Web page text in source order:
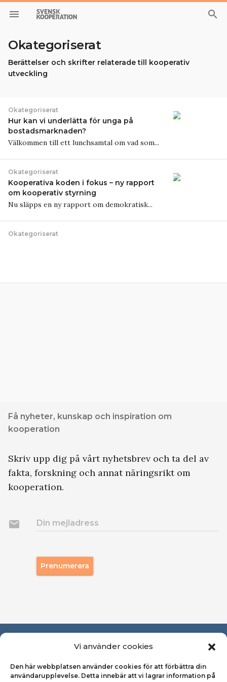
Vi använder cookies
Den här webbplatsen använder cookies för att förbättra din
användarupplevelse. Detta innebär att vi lagrar information på
menu search
Okategoriserat
Berättelser och skrifter relaterade till kooperativ
utveckling
Okategoriserat
Hur kan vi underlätta för unga på
bostadsmarknaden?
Välkommen till ett lunchsamtal om vad som...
Okategoriserat
Kooperativa koden i fokus – ny rapport
om kooperativ styrning
Nu släpps en ny rapport om demokratisk...
Okategoriserat
Få nyheter, kunskap och inspiration om
kooperation
Skriv upp dig på vårt nyhetsbrev och ta del av
fakta, forskning och annat näringsrikt om
kooperation.
email Din mejladress
Prenumerera
Om Svensk Kooperation
Pressrum